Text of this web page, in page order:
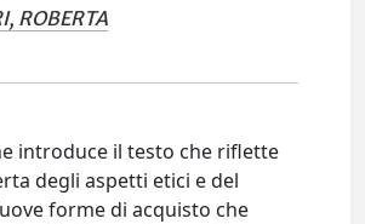
ROBERTA
introduce il testo che riflette
degli aspetti etici e del
forme di acquisto che